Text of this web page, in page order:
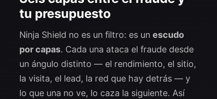
tu presupuesto
Ninja Shield no es un filtro: es un escudo
por capas. Cada una ataca el fraude desde
un ángulo distinto — el rendimiento, el sitio,
la visita, el lead, la red que hay detrás — y
lo que una no ve, lo caza la siguiente. Así